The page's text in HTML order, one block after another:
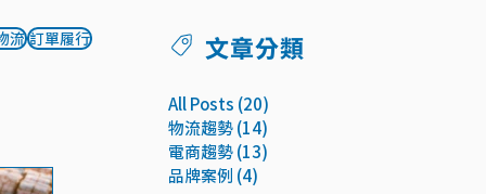
流 訂單履行 ​文章分類
All Posts (20)
物流趨勢(14)
電商趨勢(13)
品牌案例 (4)